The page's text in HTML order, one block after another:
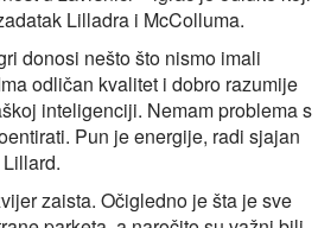
Lilladra i McColluma.
donosi nešto što nismo imali
odličan kvalitet i dobro razumije
inteligenciji. Nemam problema s
Pun je energije, radi sjajan
zaista. Očigledno je šta je sve